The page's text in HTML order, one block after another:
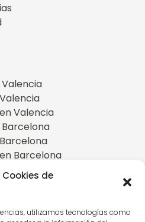
de
utilizamos tecnologías como
Valencia
Barcelona